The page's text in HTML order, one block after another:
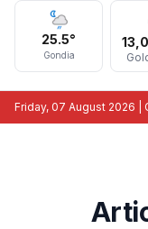
25.5°
Gondia
Friday, 07 August 2026 |